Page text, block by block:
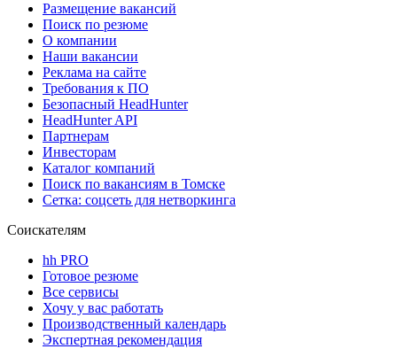
Размещение вакансий
Поиск по резюме
О компании
Наши вакансии
Реклама на сайте
Требования к ПО
Безопасный HeadHunter
HeadHunter API
Партнерам
Инвесторам
Каталог компаний
Поиск по вакансиям в Томске
Сетка: соцсеть для нетворкинга
Соискателям
hh PRO
Готовое резюме
Все сервисы
Хочу у вас работать
Производственный календарь
Экспертная рекомендация